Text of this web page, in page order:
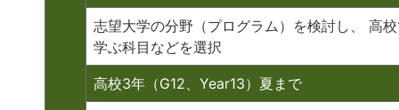
志望大学の分野（プログラム）を検討し、 高
学ぶ科目などを選択
高校3年（G12、Year13）夏まで